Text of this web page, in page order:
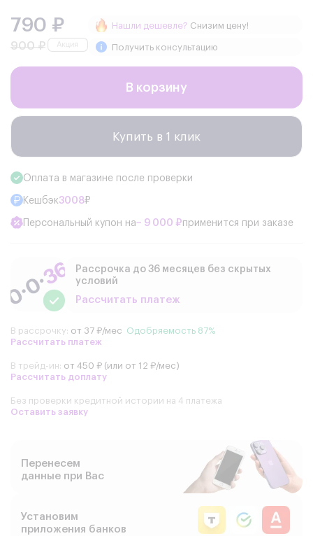
790 ₽
900 ₽
Нашли дешевле? Снизим цену!
Получить консультацию
В корзину
Купить в 1 клик
Оплата в магазине после проверки
Кешбэк3008₽
Персональный купон на− 9 000 ₽применится при заказе
Рассрочка до 36 месяцев без скрытых
условий
Рассчитать платеж
В рассрочку: от 37 ₽/мес Одобряемость 87%
Рассчитать платеж
В трейд-ин: от 450 ₽ (или от 12 ₽/мес)
Рассчитать доплату
Без проверки кредитной истории на 4 платежа
Оставить заявку
Перенесем
данные при Вас
Установим
приложения банков